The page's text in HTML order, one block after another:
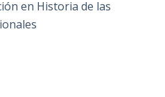
en Historia de las